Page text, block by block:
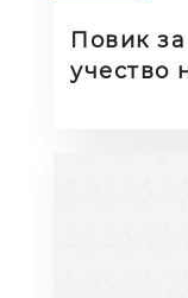
Повик
учество